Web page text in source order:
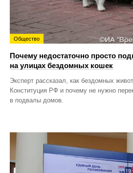
Общество
Почему недостаточно просто
на улицах бездомных кошек
Эксперт рассказал, как бездомных
Конституция РФ и почему не нужно
в подвалы домов.